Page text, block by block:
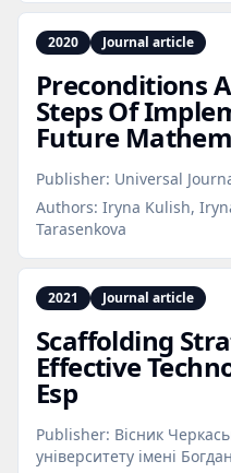
2020 Journal article
Preconditions
Steps Of
Future
Publisher: Universal
Authors: Iryna Kulish,
Tarasenkova
2021 Journal article
Scaffolding
Effective
Esp
Publisher: Вісник
університету імені